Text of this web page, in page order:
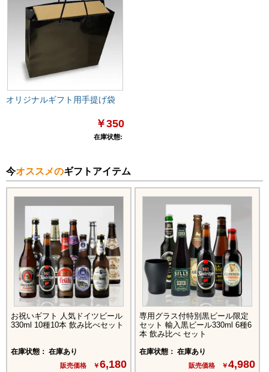
オリジナルギフト用手提げ袋
￥350
在庫状態:
今オススメのギフトアイテム
お祝いギフト 人気ドイツビール
330ml 10種10本 飲み比べセット
在庫状態： 在庫あり
販売価格 ￥6,180
専用グラス付特別黒ビール限定
セット 輸入黒ビール330ml 6種6
本 飲み比べ セット
在庫状態： 在庫あり
販売価格 ￥4,980